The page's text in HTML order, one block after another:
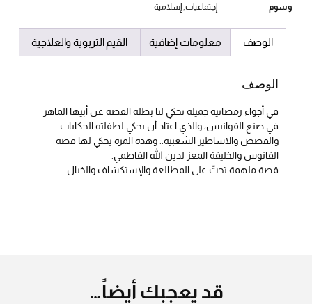
وسوم إجتماعيات,إسلامية
الوصف معلومات إضافية القيم التربوية والعلاجية
الوصف
في أجواء رمضانية جميلة تحكي لنا بطلة القصة عن أبيها الماهر
في صنع الفوانيس، والذي اعتاد أن يحكي لطفلته الحكايات
والقصص والاساطير الشعبية.. وهذه المرة يحكي لها قصة
الفانوس والخليفة المعز لدين الله الفاطمي.
قصة ملهمة تحثّ على المطالعة والإستكشاف والخيال.
قد يعجبك أيضاً…